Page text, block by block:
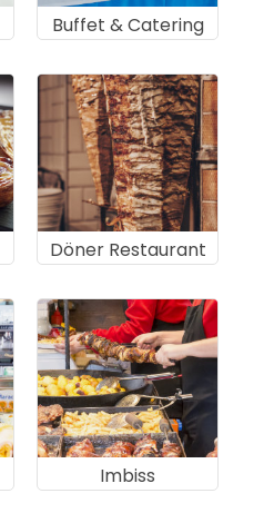
Buffet & Catering
Döner Restaurant
Imbiss